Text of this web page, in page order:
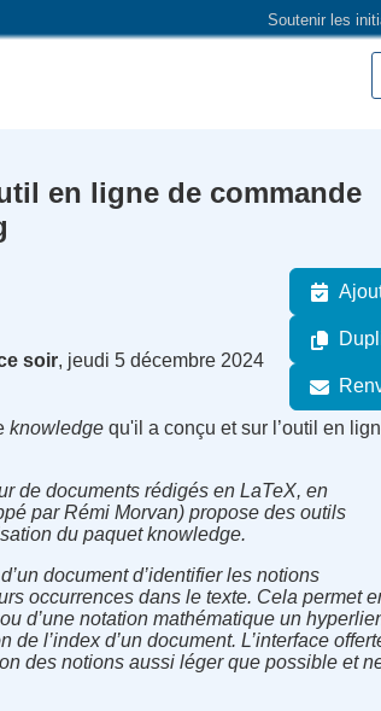
Soutenir les
en ligne de commande
soir, jeudi 5 décembre 2024
knowledge qu'il a conçu et sur l’outil en
de documents rédigés en LaTeX, en
par Rémi Morvan) propose des outils
du paquet knowledge.
document d’identifier les notions
occurrences dans le texte. Cela permet
d’une notation mathématique un
l’index d’un document. L’interface
des notions aussi léger que possible et